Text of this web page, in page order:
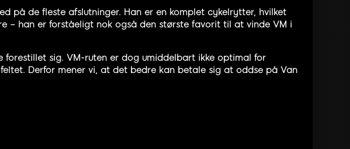
på de fleste afslutninger. Han er en komplet cykelrytter, hvilket
– han er forståeligt nok også den største favorit til at vinde VM i
sig. VM-ruten er dog umiddelbart ikke optimal for
Derfor mener vi, at det bedre kan betale sig at oddse på Van